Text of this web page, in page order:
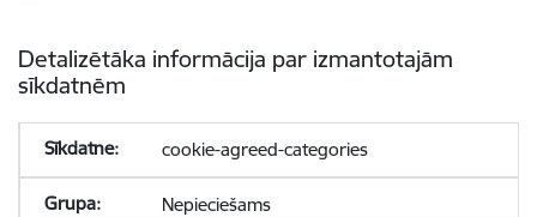
Detalizētāka informācija par izmantotajām
sīkdatnēm
cookie-agreed-categories
Nepieciešams